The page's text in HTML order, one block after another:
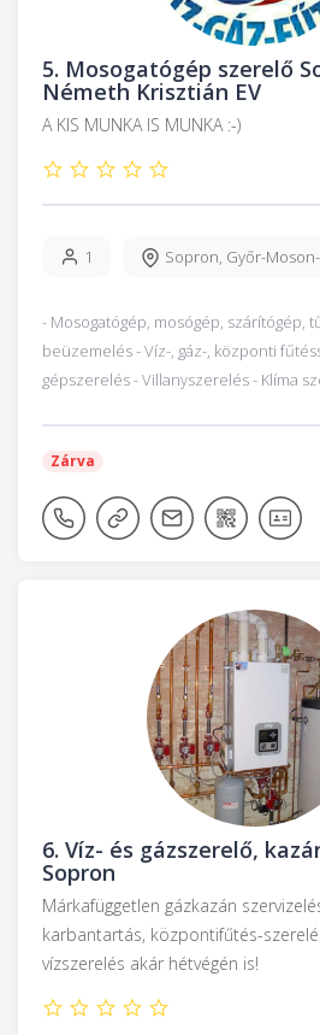
5. Mosogatógép szerelő
Németh Krisztián EV
A KIS MUNKA IS MUNKA :-)
1 Sopron, Győr-
- Mosogatógép, mosógép, szárítógép,
beüzemelés - Víz-, gáz-, központi
gépszerelés - Villanyszerelés - Klíma
Zárva
6. Víz- és gázszerelő,
Sopron
Márkafüggetlen gázkazán
karbantartás, központifűtés-
vízszerelés akár hétvégén is!